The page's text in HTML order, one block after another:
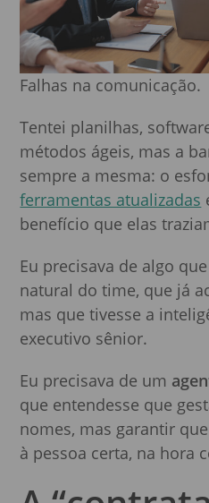
Falhas na comunicação.
Tentei planilhas,
métodos ágeis, mas a
sempre a mesma: o
ferramentas atualizadas
benefício que elas
Eu precisava de algo
natural do time, que já
mas que tivesse a
executivo sênior.
Eu precisava de um
que entendesse que
nomes, mas garantir
à pessoa certa, na hora